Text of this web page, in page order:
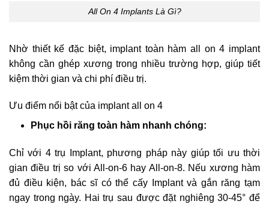
All On 4 Implants Là Gì?
Nhờ thiết kế đặc biệt, implant toàn hàm all on 4 implant
không cần ghép xương trong nhiều trường hợp, giúp tiết
kiệm thời gian và chi phí điều trị.
Ưu điểm nổi bật của implant all on 4
Phục hồi răng toàn hàm nhanh chóng:
Chỉ với 4 trụ Implant, phương pháp này giúp tối ưu thời
gian điều trị so với All-on-6 hay All-on-8. Nếu xương hàm
đủ điều kiện, bác sĩ có thể cấy Implant và gắn răng tạm
ngay trong ngày. Hai trụ sau được đặt nghiêng 30-45° để